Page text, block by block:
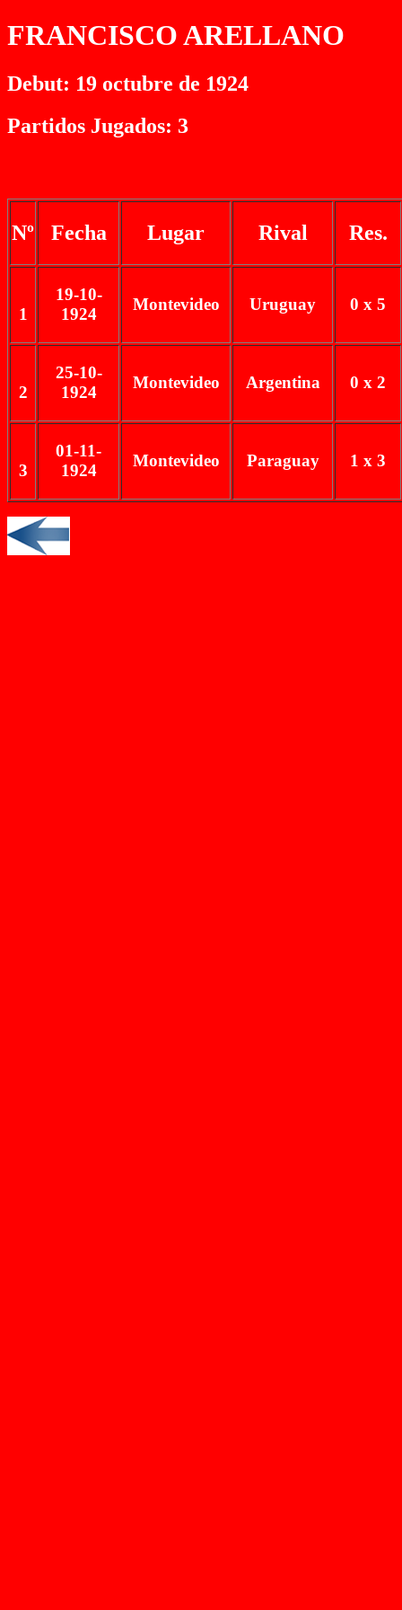
FRANCISCO ARELLANO
Debut: 19 octubre de 1924
Partidos Jugados: 3
Nº Fecha Lugar Rival Res.
1
19-10-
1924
Montevideo Uruguay 0 x 5
2
25-10-
1924
Montevideo Argentina 0 x 2
3
01-11-
1924
Montevideo Paraguay 1 x 3